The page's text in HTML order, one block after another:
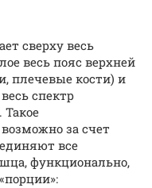
сверху весь
весь пояс верхней
плечевые кости) и
спектр
за счет
все
функционально,